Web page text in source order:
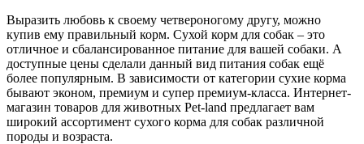
Выразить любовь к своему четвероногому другу, можно
купив ему правильный корм. Сухой корм для собак – это
отличное и сбалансированное питание для вашей собаки. А
доступные цены сделали данный вид питания собак ещё
более популярным. В зависимости от категории сухие корма
бывают эконом, премиум и супер премиум-класса. Интернет-
магазин товаров для животных Pet-land предлагает вам
широкий ассортимент сухого корма для собак различной
породы и возраста.